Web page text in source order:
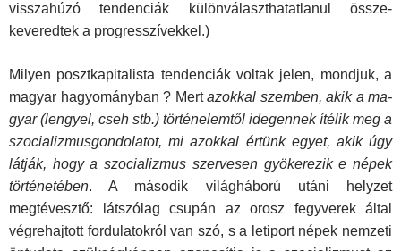
visszahúzó tendenciák különválaszthatatlanul össze­
keveredtek a progresszívekkel.)
Milyen posztkapitalista tendenciák voltak jelen, mondjuk, a
magyar hagyományban ? Mertazokkal szemben, akik a ma­
gyar (lengyel, cseh stb.) történelemtől idegennek ítélik meg a
szocializmusgondolatot, mi azokkal értünk egyet, akik úgy
látják, hogy a szocializmus szervesen gyökerezik e népek
tör­ténetében. A második világháború utáni helyzet
megtévesztő: látszólag csupán az orosz fegyverek által
végrehajtott fordula­tokról van szó, s a letiport népek nemzeti